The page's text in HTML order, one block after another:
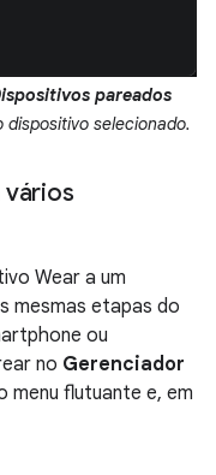
pareados
selecionado.
vários
Wear a um
mesmas etapas do
ou
no Gerenciador
menu flutuante e, em